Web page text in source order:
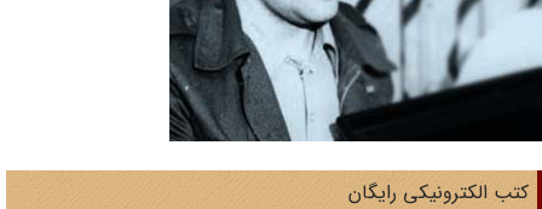
الکترونیکی رایگان